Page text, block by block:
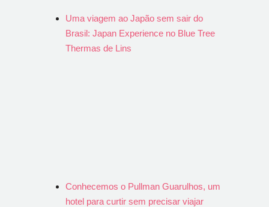
Uma viagem ao Japão sem sair do
Brasil: Japan Experience no Blue Tree
Thermas de Lins
Conhecemos o Pullman Guarulhos, um
hotel para curtir sem precisar viajar